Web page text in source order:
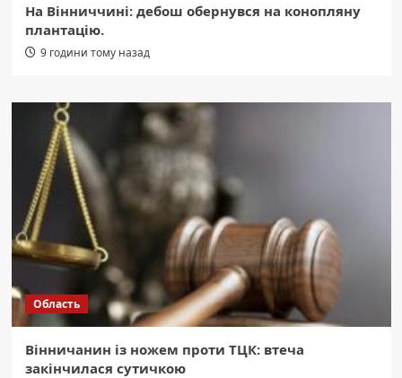
На Вінниччині: дебош обернувся на конопляну
плантацію.
9 години тому назад
Область
Вінничанин із ножем проти ТЦК: втеча
закінчилася сутичкою